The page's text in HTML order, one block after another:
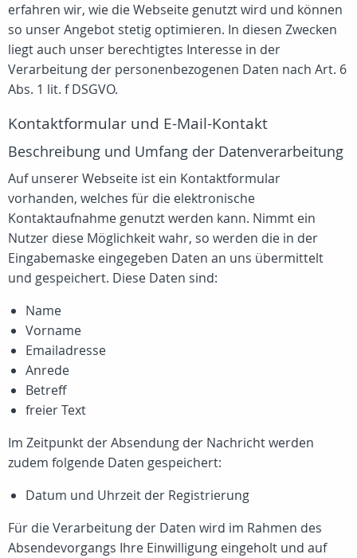
erfahren wir, wie die Webseite genutzt wird und können
so unser Angebot stetig optimieren. In diesen Zwecken
liegt auch unser berechtigtes Interesse in der
Verarbeitung der personenbezogenen Daten nach Art. 6
Abs. 1 lit. f DSGVO.
Kontaktformular und E-Mail-Kontakt
Beschreibung und Umfang der Datenverarbeitung
Auf unserer Webseite ist ein Kontaktformular
vorhanden, welches für die elektronische
Kontaktaufnahme genutzt werden kann. Nimmt ein
Nutzer diese Möglichkeit wahr, so werden die in der
Eingabemaske eingegeben Daten an uns übermittelt
und gespeichert. Diese Daten sind:
Name
Vorname
Emailadresse
Anrede
Betreff
freier Text
Im Zeitpunkt der Absendung der Nachricht werden
zudem folgende Daten gespeichert:
Datum und Uhrzeit der Registrierung
Für die Verarbeitung der Daten wird im Rahmen des
Absendevorgangs Ihre Einwilligung eingeholt und auf